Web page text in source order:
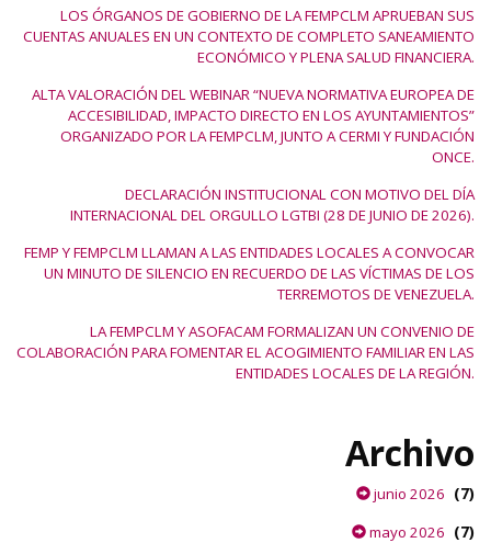
LOS ÓRGANOS DE GOBIERNO DE LA FEMPCLM APRUEBAN SUS
CUENTAS ANUALES EN UN CONTEXTO DE COMPLETO SANEAMIENTO
ECONÓMICO Y PLENA SALUD FINANCIERA.
ALTA VALORACIÓN DEL WEBINAR “NUEVA NORMATIVA EUROPEA DE
ACCESIBILIDAD, IMPACTO DIRECTO EN LOS AYUNTAMIENTOS”
ORGANIZADO POR LA FEMPCLM, JUNTO A CERMI Y FUNDACIÓN
ONCE.
DECLARACIÓN INSTITUCIONAL CON MOTIVO DEL DÍA
INTERNACIONAL DEL ORGULLO LGTBI (28 DE JUNIO DE 2026).
FEMP Y FEMPCLM LLAMAN A LAS ENTIDADES LOCALES A CONVOCAR
UN MINUTO DE SILENCIO EN RECUERDO DE LAS VÍCTIMAS DE LOS
TERREMOTOS DE VENEZUELA.
LA FEMPCLM Y ASOFACAM FORMALIZAN UN CONVENIO DE
COLABORACIÓN PARA FOMENTAR EL ACOGIMIENTO FAMILIAR EN LAS
ENTIDADES LOCALES DE LA REGIÓN.
Archivo
junio 2026 (7)
mayo 2026 (7)